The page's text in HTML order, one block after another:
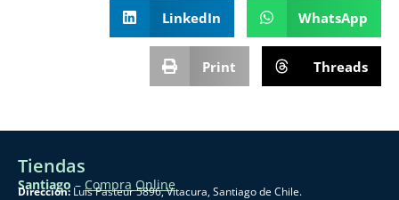
LinkedIn WhatsApp
Print Threads
Tiendas
Santiago – Compra Online
Dirección: Luis Pasteur 5896, Vitacura, Santiago de Chile.